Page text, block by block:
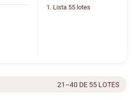
Lista 55 lotes
21–40 DE 55 LOTES